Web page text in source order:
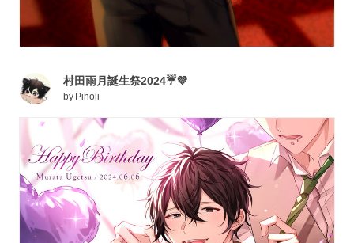
村田雨月誕生祭2024☔💜
by Pinoli